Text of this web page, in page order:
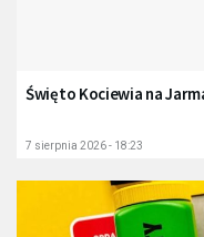
Święto Kociewia na
7 sierpnia 2026 - 18:23